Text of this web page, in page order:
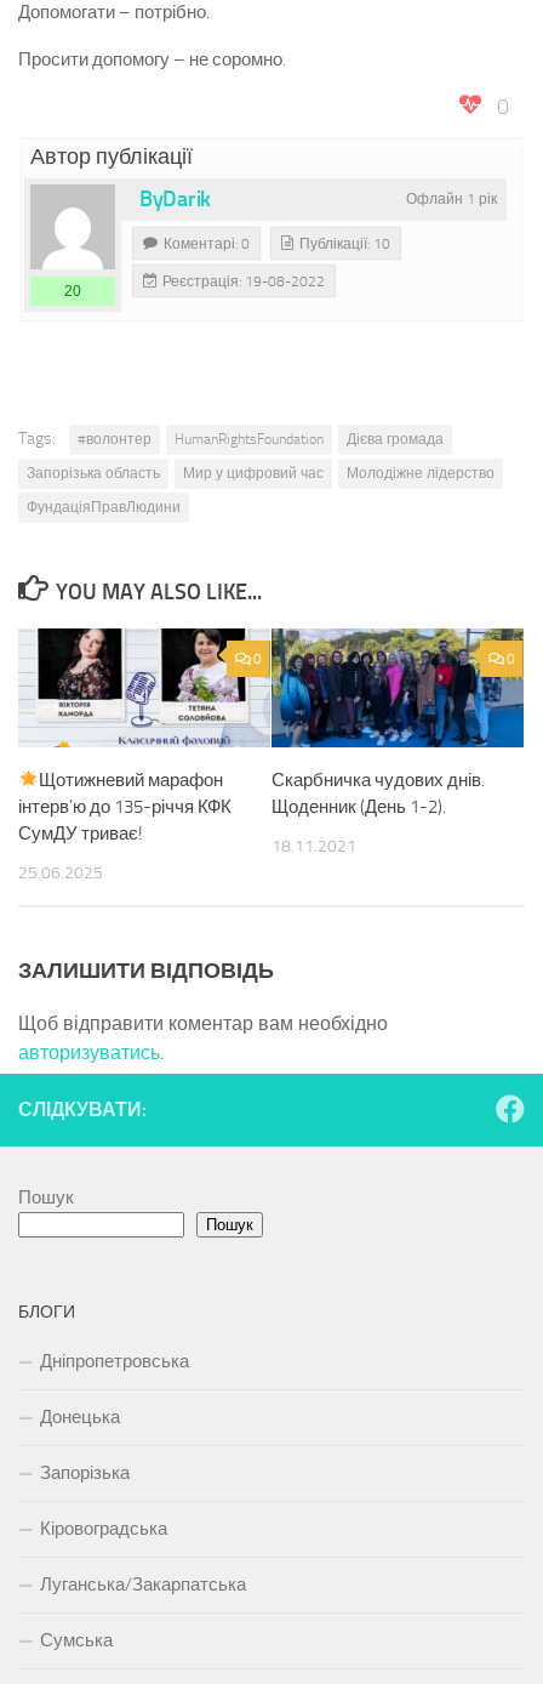
Допомогати – потрібно.
Проситидопомогу – не соромно.
0
Автор публікації
Офлайн 1 рік
ByDarik
20
Коментарі: 0 Публікації: 10
Реєстрація: 19-08-2022
Tags: #волонтер HumanRightsFoundation
Дієва громада
Запорізька область
Мир у цифровий час
Молодіжне лідерство
ФундаціяПравЛюдини
YOU MAY ALSO LIKE...
0
Щотижневий марафон
інтерв’ю до 135-річчя КФК
СумДУ триває!
25.06.2025
0
Скарбничка чудових днів.
Щоденник (День 1-2).
18.11.2021
ЗАЛИШИТИ ВІДПОВІДЬ
Щоб відправити коментар вам необхідно
авторизуватись.
СЛІДКУВАТИ:
Пошук
Пошук
БЛОГИ
Дніпропетровська
Донецька
Запорізька
Кіровоградська
Луганська/Закарпатська
Сумська